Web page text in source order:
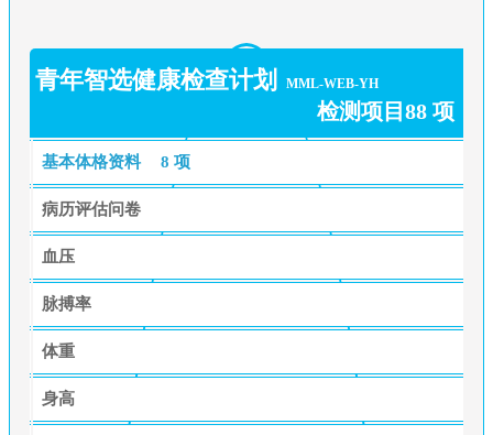
青年智选健康检查计划 MML-WEB-YH
检测项目88 项
基本体格资料 8 项
病历评估问卷
血压
脉搏率
体重
身高